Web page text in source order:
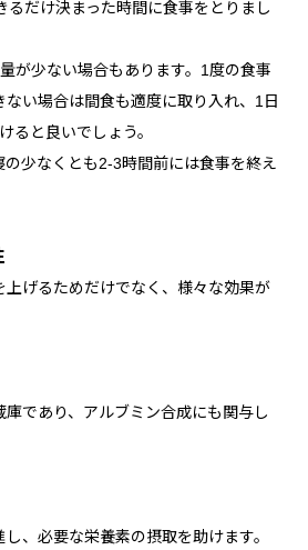
るだけ決まった時間に食事をとりまし
が少ない場合もあります。1度の食事
い場合は間食も適度に取り入れ、1日
ると良いでしょう。
の少なくとも2-3時間前には食事を終え
上げるためだけでなく、様々な効果が
であり、アルブミン合成にも関与し
、必要な栄養素の摂取を助けます。